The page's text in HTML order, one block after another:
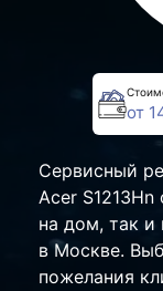
от
Сервисный
Acer
на дом, так и
в Москве.
пожелания